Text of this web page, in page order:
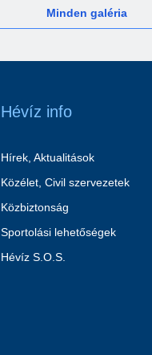
Minden galéria
Hévíz info
Hírek, Aktualitások
Közélet, Civil szervezetek
Közbiztonság
Sportolási lehetőségek
Hévíz S.O.S.